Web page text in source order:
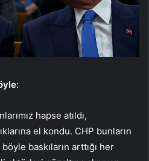
hapse atıldı,
el kondu. CHP bunların
baskıların arttığı her